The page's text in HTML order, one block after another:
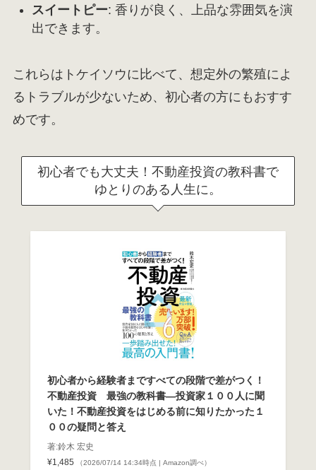
スイートピー: 香りが良く、上品な雰囲気を演
出できます。
これらはトケイソウに比べて、想定外の繁殖によ
るトラブルが少ないため、初心者の方にもおすす
めです。
初心者でも大丈夫！不動産投資の教科書で
ゆとりのある人生に。
初心者から経験者まですべての段階で差がつく！
不動産投資 最強の教科書―投資家１００人に聞
いた！不動産投資をはじめる前に知りたかった１
００の疑問と答え
著:鈴木 宏史
¥1,485
（2026/07/14 14:34時点 | Amazon調べ）